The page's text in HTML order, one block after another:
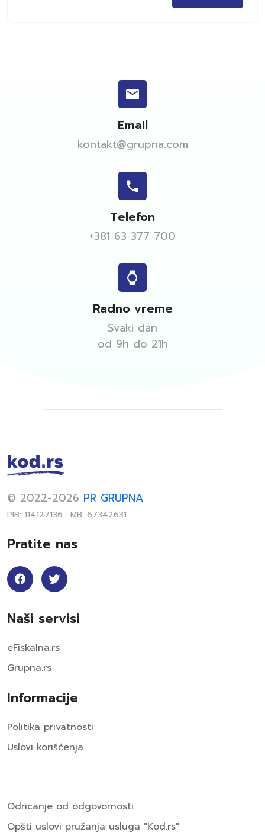
Email
kontakt@grupna.com
Telefon
+381 63 377 700
Radno vreme
Svaki dan
od 9h do 21h
© 2022-2026 PR GRUPNA
PIB: 114127136 · MB: 67342631
Pratite nas
Naši servisi
eFiskalna.rs
Grupna.rs
Informacije
Politika privatnosti
Uslovi korišćenja
Odricanje od odgovornosti
Opšti uslovi pružanja usluga "Kod.rs"